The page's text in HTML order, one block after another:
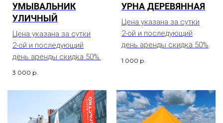
УМЫВАЛЬНИК
УЛИЧНЫЙ
Цена указана за сутки
2-ой и последующий
день аренды скидка 50%.
3 000 р.
УРНА ДЕРЕВЯННАЯ
Цена указана за сутки
2-ой и последующий
день аренды скидка 50%
1 000 р.